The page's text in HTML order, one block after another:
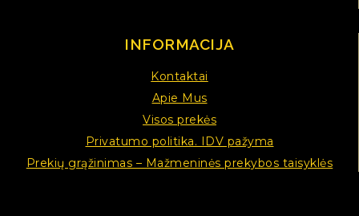
INFORMACIJA
Kontaktai
Apie Mus
Visos prekės
Privatumo politika. IDV pažyma
Prekių grąžinimas – Mažmeninės prekybos taisyklės